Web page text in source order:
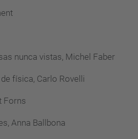
nunca vistas, Michel Faber
física, Carlo Rovelli
Forns
Anna Ballbona